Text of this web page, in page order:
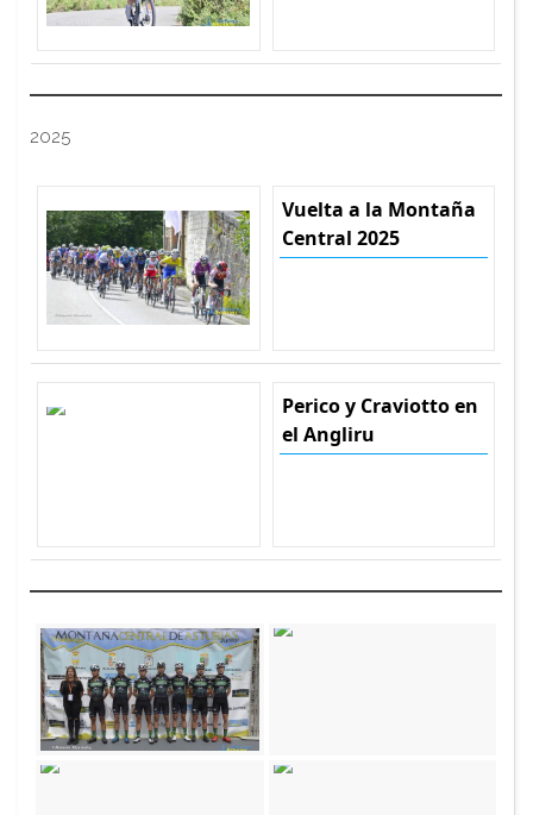
2025
Vuelta a la Montaña
Central 2025
Perico y Craviotto en
el Angliru